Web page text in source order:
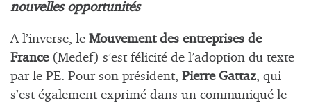
nouvelles opportunités
A l’inverse, le Mouvement des entreprises de
France(Medef) s’est félicité de l’adoption du texte
par le PE. Pour son président, Pierre Gattaz, qui
s’est également exprimé dans un communiqué le